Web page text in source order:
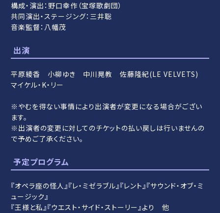
構成・演出：野口幸作（宝塚歌劇団）
共同演出・ステージング：三井聡
音楽監督：八幡茂
出演
平原綾香 小柳ゆき 中川晃教 佐藤隆紀(LE VELVETS)
マイケル・K・リー
※やむを得ない事情により出演者が変更になる場合がござい
ます。
※出演者の変更に対してのチケットの払い戻しは行いませんの
で予めご了承ください。
予定プログラム
『オペラ座の怪人』『レ・ミゼラブル』『レント』『サウンド・オブ・ミ
ュージック』
『王様と私』『ウエスト・サイド・ストーリー』より 他